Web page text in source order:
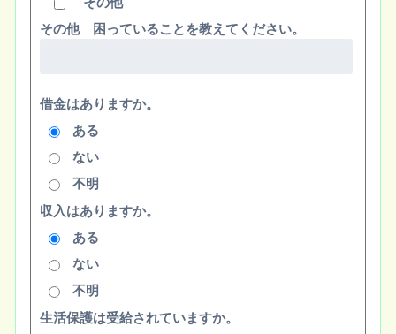
その他
その他 困っていることを教えてください。
借金はありますか。
ある
ない
不明
収入はありますか。
ある
ない
不明
生活保護は受給されていますか。